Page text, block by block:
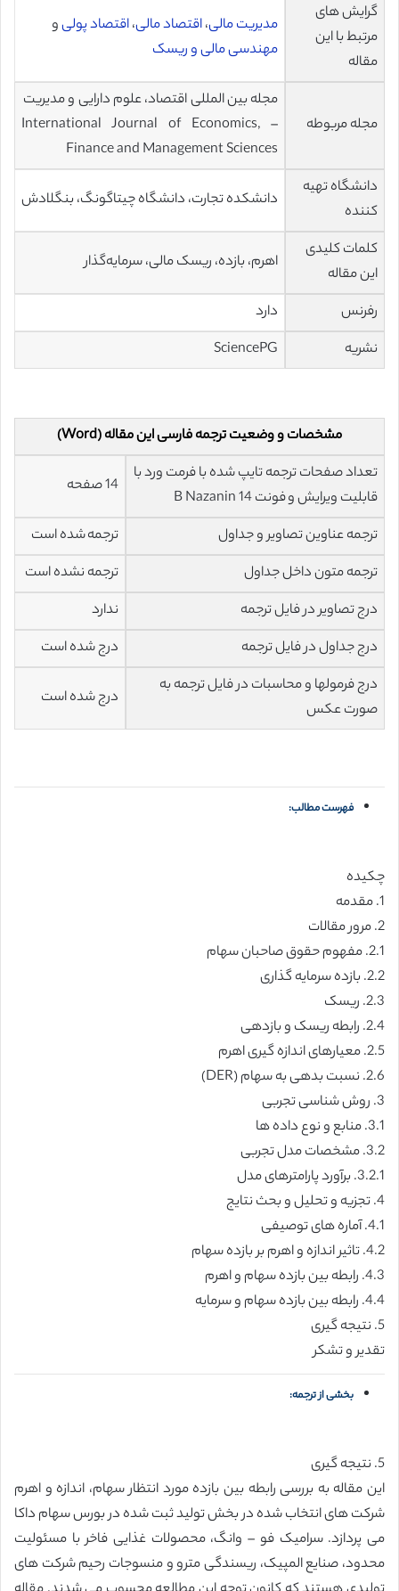
گرایش های
مرتبط با این
مقاله
مدیریت مالی،اقتصاد مالی،اقتصاد پولیو
مهندسی مالی و ریسک
مجله مربوطه
مجله بین المللی اقتصاد، علوم دارایی و مدیریت
– International Journal of Economics,
Finance and Management Sciences
دانشگاه تهیه
کننده
دانشکده تجارت، دانشگاه چیتاگونگ، بنگلادش
کلمات کلیدی
این مقاله
اهرم،‌ بازده، ریسک مالی، سرمایه‌گذار
رفرنس
دارد
نشریه
SciencePG
مشخصات و وضعیت ترجمه فارسی این مقاله (Word)
تعداد صفحات ترجمه تایپ شده با فرمت ورد با
قابلیت ویرایش و فونت 14 B Nazanin
14 صفحه
ترجمه عناوین تصاویر و جداول
ترجمه شده است
ترجمه متون داخل جداول
ترجمه نشده است
درج تصاویر در فایل ترجمه
ندارد
درج جداول در فایل ترجمه
درج شده است
درج فرمولها و محاسبات در فایل ترجمه به
صورت عکس
درج شده است
فهرست مطالب:
چکیده
1. مقدمه
2. مرور مقالات
2.1. مفهوم حقوق صاحبان سهام
2.2. بازده سرمایه گذاری
2.3. ریسک
2.4. رابطه ریسک و بازدهی
2.5. معیارهای اندازه گیری اهرم
2.6. نسبت بدهی به سهام (DER)
3. روش شناسی تجربی
3.1. منابع و نوع داده ها
3.2. مشخصات مدل تجربی
3.2.1. برآورد پارامترهای مدل
4. تجزیه و تحلیل و بحث نتایج
4.1. آماره های توصیفی
4.2. تاثیر اندازه و اهرم بر بازده سهام
4.3. رابطه بین بازده سهام و اهرم
4.4. رابطه بین بازده سهام و سرمایه
5. نتیجه گیری
تقدیر و تشکر
بخشی از ترجمه:
5. نتیجه گیری
این مقاله به بررسی رابطه بین بازده مورد انتظار سهام، اندازه و اهرم
شرکت های انتخاب شده در بخش تولید ثبت شده در بورس سهام داکا
می پردازد. سرامیک فو – وانگ، محصولات غذایی فاخر با مسئولیت
محدود، صنایع المپیک، ریسندگی مترو و منسوجات رحیم شرکت های